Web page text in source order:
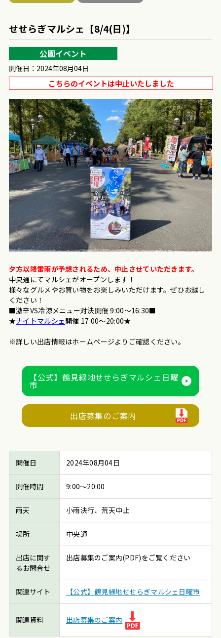
せせらぎマルシェ【8/4(日)】
公園イベント
開催日：2024年08月04日
こちらのイベントは中止いたしました
夕方以降雷雨が予想されるため、中止させていただきます。
中央通にてマルシェがオープンします！
様々なグルメやお買い物をお楽しみいただけます。ぜひお越し
ください！
■激辛VS冷涼メニュー対決開催 9:00～16:30■
★ナイトマルシェ開催 17:00～20:00★
※詳しい出店情報はホームページよりご確認ください。
【公式】鶴見緑地せせらぎマルシェ日曜
市
出店募集のご案内
開催日 2024年08月04日
開催時間 9:00～20:00
雨天 小雨決行、荒天中止
場所 中央通
出店に関す
るお問合せ
出店募集のご案内(PDF)をご覧ください
関連サイト 【公式】鶴見緑地せせらぎマルシェ日曜市
関連資料 出店募集のご案内